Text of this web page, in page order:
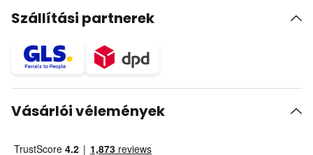
Szállítási partnerek
Vásárlói vélemények